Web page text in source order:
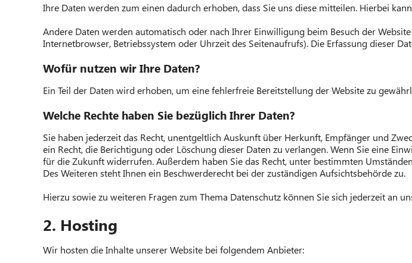
Ihre Daten werden zum einen dadurch erhoben, dass Sie uns diese mitteilen. Hierbei
Andere Daten werden automatisch oder nach Ihrer Einwilligung beim Besuch der
Internetbrowser, Betriebssystem oder Uhrzeit des Seitenaufrufs). Die Erfassung dieser
Wofür nutzen wir Ihre Daten?
Ein Teil der Daten wird erhoben, um eine fehlerfreie Bereitstellung der Website zu
Welche Rechte haben Sie bezüglich Ihrer Daten?
Sie haben jederzeit das Recht, unentgeltlich Auskunft über Herkunft, Empfänger und
ein Recht, die Berichtigung oder Löschung dieser Daten zu verlangen. Wenn Sie eine
für die Zukunft widerrufen. Außerdem haben Sie das Recht, unter bestimmten
Des Weiteren steht Ihnen ein Beschwerderecht bei der zuständigen Aufsichtsbehörde zu.
Hierzu sowie zu weiteren Fragen zum Thema Datenschutz können Sie sich jederzeit an
2. Hosting
Wir hosten die Inhalte unserer Website bei folgendem Anbieter: